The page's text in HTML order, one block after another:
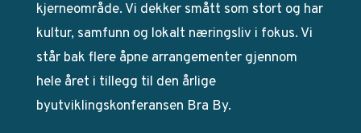
kjerneområde. Vi dekker smått som stort og har
kultur, samfunn og lokalt næringsliv i fokus. Vi
står bak flere åpne arrangementer gjennom
hele året i tillegg til den årlige
byutviklingskonferansen Bra By.